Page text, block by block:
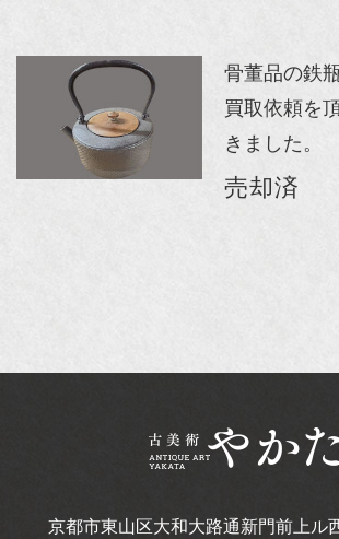
骨董品の鉄
買取依頼を
きました。
売却済
京都市東山区大和大路通新門前上ル